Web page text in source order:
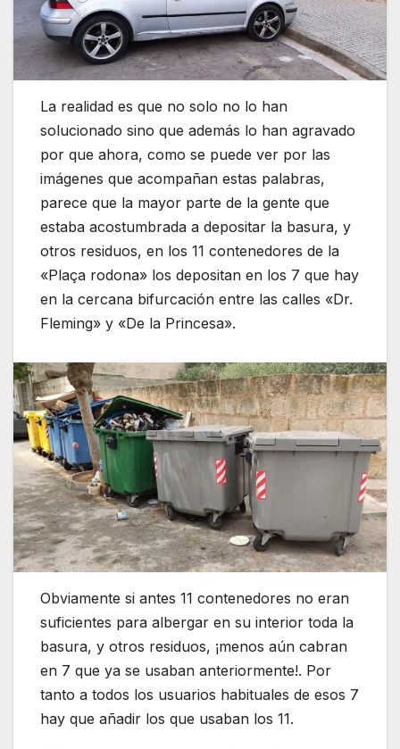
La realidad es que no solo no lo han
solucionado sino que además lo han agravado
por que ahora, como se puede ver por las
imágenes que acompañan estas palabras,
parece que la mayor parte de la gente que
estaba acostumbrada a depositar la basura, y
otros residuos, en los 11 contenedores de la
«Plaça rodona» los depositan en los 7 que hay
en la cercana bifurcación entre las calles «Dr.
Fleming» y «De la Princesa».
Obviamente si antes 11 contenedores no eran
suficientes para albergar en su interior toda la
basura, y otros residuos, ¡menos aún cabran
en 7 que ya se usaban anteriormente!. Por
tanto a todos los usuarios habituales de esos 7
hay que añadir los que usaban los 11.